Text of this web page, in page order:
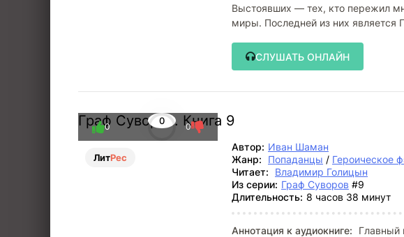
Выстоявших — тех, кто пережил
миры. Последней из них является
СЛУШАТЬ ОНЛАЙН
Граф Суворов. Книга 9
ЛитРес
0
0 0
Автор: Иван Шаман
Жанр:
Попаданцы / Героическое
Читает:
Владимир Голицын
Из серии: Граф Суворов #9
Длительность: 8 часов 38 минут
Аннотация к аудиокниге:
Главный